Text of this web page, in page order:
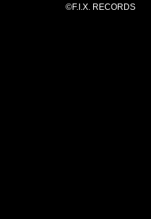
©F.I.X. RECORDS